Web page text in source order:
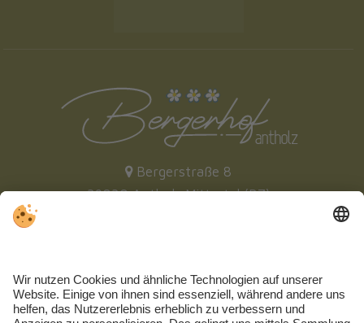
Bergerstraße 8
39030 Antholz Mittertal (BZ)